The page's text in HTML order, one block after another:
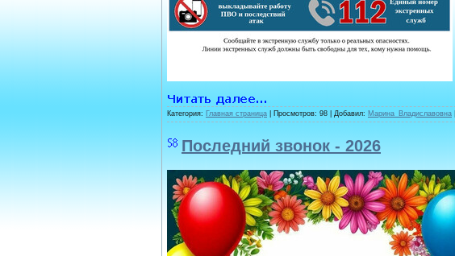
Категория: Главная страница | Просмотров: 98 | Добавил: Марина_Владиславовна
Последний звонок - 2026